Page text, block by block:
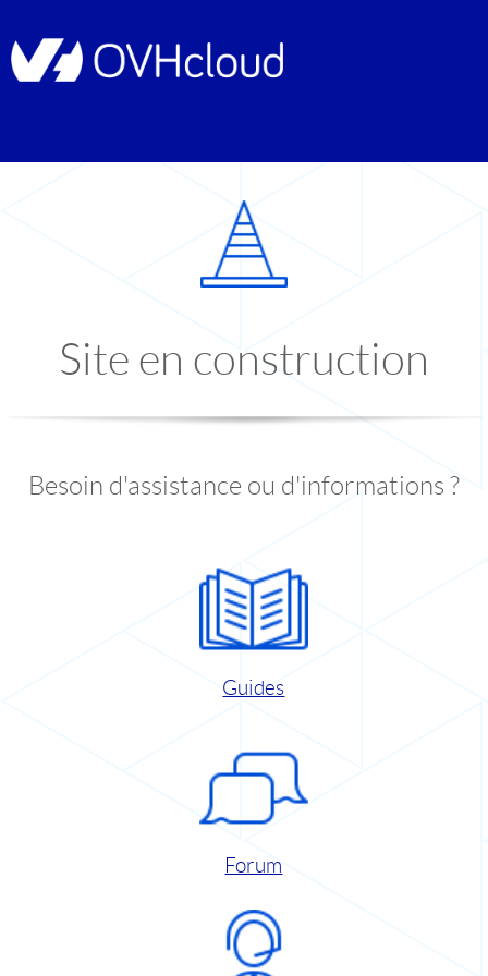
Site en construction
Besoin d'assistance ou d'informations ?
Guides
Forum